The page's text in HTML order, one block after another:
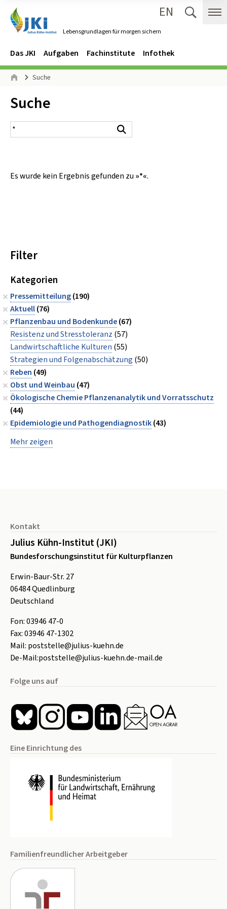
Lebensgrundlagen für morgen sichern
EN
Navigation
Hauptmenü
Das JKI Aufgaben Fachinstitute Infothek
Seitenpfad
Suche
Inhalt:
Suche
Suchergebnis
Es wurde kein Ergebnis gefunden zu »*«.
Filter
Kategorien
Pressemitteilung(190)
Aktuell(76)
Pflanzenbau und Bodenkunde(67)
Resistenz und Stresstoleranz (57)
Landwirtschaftliche Kulturen (55)
Strategien und Folgenabschätzung (50)
Reben (49)
Obst und Weinbau (47)
Ökologische Chemie Pflanzenanalytik und Vorratsschutz
(44)
Epidemiologie und Pathogendiagnostik(43)
Mehr zeigen
Kontakt
Julius Kühn-Institut (JKI)
Bundesforschungsinstitut für Kulturpflanzen
Erwin-Baur-Str. 27
06484Quedlinburg
Deutschland
Fon:03946 47-0
Fax:03946 47-1302
Mail: poststelle@julius-kuehn.de
De-Mail:poststelle@julius-kuehn.de-mail.de
Folge uns auf
Eine Einrichtung des
Familienfreundlicher Arbeitgeber